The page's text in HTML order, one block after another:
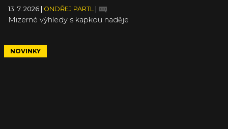
13. 7. 2026 ONDŘEJ PARTL
Mizerné výhledy s kapkou naděje
NOVINKY